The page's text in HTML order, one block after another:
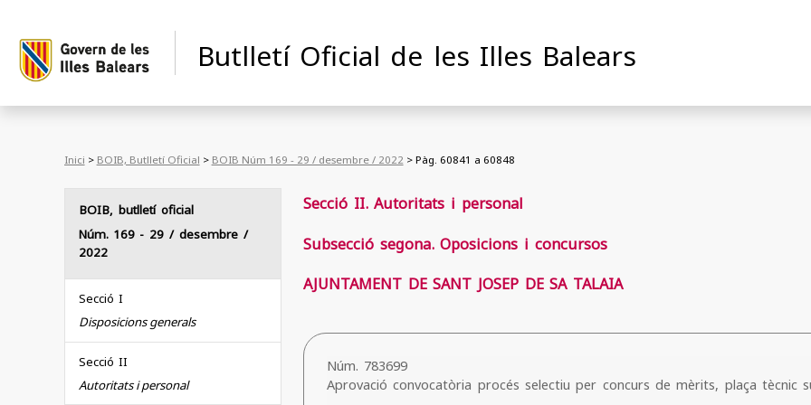
Butlletí Oficial de les Illes Balears
Inici > BOIB, Butlletí Oficial > BOIB Núm 169 - 29 / desembre / 2022> Pàg. 60841 a 60848
BOIB, butlletí oficial
Núm. 169 - 29 / desembre /
2022
Secció I
Disposicions generals
Secció II
Autoritats i personal
Secció II. Autoritats i personal
Subsecció segona. Oposicions i concursos
AJUNTAMENT DE SANT JOSEP DE SA TALAIA
Núm. 783699
Aprovació convocatòria procés selectiu per concurs de mèrits, plaça tècnic